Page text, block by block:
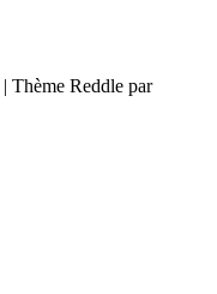
| Thème Reddle par